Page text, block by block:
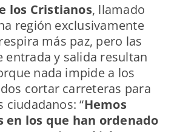
los Cristianos, llamado
región exclusivamente
más paz, pero las
entrada y salida resultan
nada impide a los
cortar carreteras para
ciudadanos: “Hemos
en los que han ordenado